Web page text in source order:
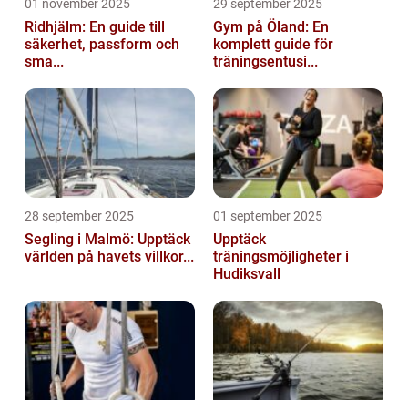
01 november 2025
Ridhjälm: En guide till
säkerhet, passform och
sma...
29 september 2025
Gym på Öland: En
komplett guide för
träningsentusi...
28 september 2025
Segling i Malmö: Upptäck
världen på havets villkor...
01 september 2025
Upptäck
träningsmöjligheter i
Hudiksvall